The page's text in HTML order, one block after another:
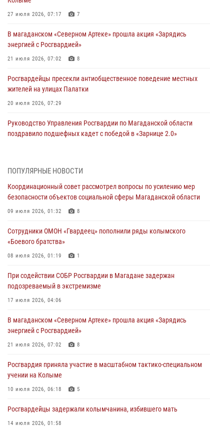
27 июля 2026, 07:17 7
В магаданском «Северном Артеке» прошла акция «Зарядись
энергией с Росгвардией»
21 июля 2026, 07:02 8
Росгвардейцы пресекли антиобщественное поведение местных
жителей на улицах Палатки
20 июля 2026, 07:29
Руководство Управления Росгвардии по Магаданской области
поздравило подшефных кадет с победой в «Зарнице 2.0»
При содействии СОБР Росгвардии в Магадане задержан
17 июля 2026, 04:06
«Каникулы с Росгвардией» продолжаются на Колыме
Начальник Главного штаба – первый заместитель директора
Росгвардии Герой России генерал-полковник Сергей Бойко
15 июля 2026, 06:21
Кинологический тандем из Магадана завоевал бронзу на
15 июля 2026, 04:34
ПОПУЛЯРНЫЕ НОВОСТИ
Координационный совет рассмотрел вопросы по усилению мер
безопасности объектов социальной сферы Магаданской области
09 июля 2026, 01:32 8
Сотрудники ОМОН «Гвардеец» пополнили ряды колымского
«Боевого братства»
08 июля 2026, 01:19 1
При содействии СОБР Росгвардии в Магадане задержан
подозреваемый в экстремизме
17 июля 2026, 04:06
В магаданском «Северном Артеке» прошла акция «Зарядись
энергией с Росгвардией»
21 июля 2026, 07:02 8
Росгвардия приняла участие в масштабном тактико-специальном
учении на Колыме
10 июля 2026, 06:18 5
Росгвардейцы задержали колымчанина, избившего мать
14 июля 2026, 01:58